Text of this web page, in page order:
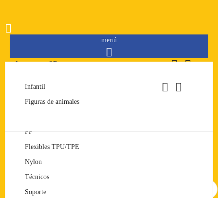

menú

 
Impresoras 3D
FDM
SLA
PLA
PET/PETG
PP
Flexibles TPU/TPE
Nylon
Técnicos
Soporte
Resinas
Consumibles
 
Infantil
Figuras de animales
Iniciar sesión